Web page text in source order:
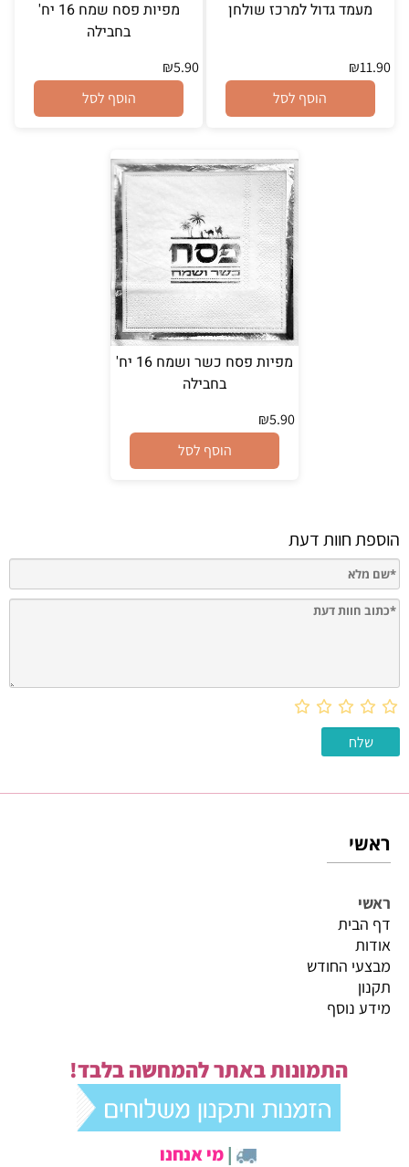
מעמד גדול למרכז שולחן
₪11.90
הוסף לסל
מפיות פסח שמח 16 יח'
בחבילה
₪5.90
הוסף לסל
מפיות פסח כשר ושמח 16 יח'
בחבילה
₪5.90
הוסף לסל
הוספת חוות דעת
ראשי
ראשי
דף הבית
אודות
מבצעי החודש
תקנון
מידע נוסף
התמונות באתר להמחשה בלבד!
|מי אנחנו